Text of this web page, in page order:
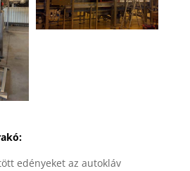
edényeket az autokláv